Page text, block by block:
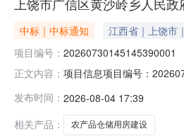
中标｜中标通知 江西省｜上饶市
项目编号： 20260730145145390001
正文内容： 项目信息项目编号：
标公告）商品信息商品名
发布时间： 2026-08-04 17:39
相关产品：
农产品仓储用房建设